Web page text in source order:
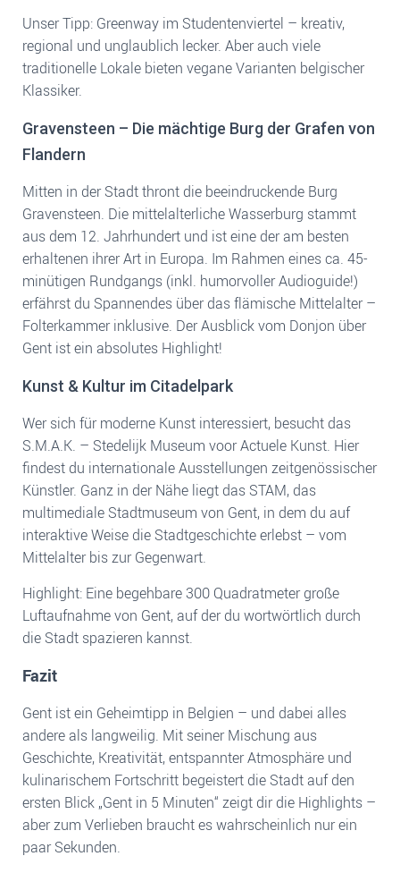
Unser Tipp: Greenway im Studentenviertel – kreativ,
regional und unglaublich lecker. Aber auch viele
traditionelle Lokale bieten vegane Varianten belgischer
Klassiker.
Gravensteen – Die mächtige Burg der Grafen von
Flandern
Mitten in der Stadt thront die beeindruckende Burg
Gravensteen. Die mittelalterliche Wasserburg stammt
aus dem 12. Jahrhundert und ist eine der am besten
erhaltenen ihrer Art in Europa. Im Rahmen eines ca. 45-
minütigen Rundgangs (inkl. humorvoller Audioguide!)
erfährst du Spannendes über das flämische Mittelalter –
Folterkammer inklusive. Der Ausblick vom Donjon über
Gent ist ein absolutes Highlight!
Kunst & Kultur im Citadelpark
Wer sich für moderne Kunst interessiert, besucht das
S.M.A.K. – Stedelijk Museum voor Actuele Kunst. Hier
findest du internationale Ausstellungen zeitgenössischer
Künstler. Ganz in der Nähe liegt das STAM, das
multimediale Stadtmuseum von Gent, in dem du auf
interaktive Weise die Stadtgeschichte erlebst – vom
Mittelalter bis zur Gegenwart.
Highlight: Eine begehbare 300 Quadratmeter große
Luftaufnahme von Gent, auf der du wortwörtlich durch
die Stadt spazieren kannst.
Fazit
Gent ist ein Geheimtipp in Belgien – und dabei alles
andere als langweilig. Mit seiner Mischung aus
Geschichte, Kreativität, entspannter Atmosphäre und
kulinarischem Fortschritt begeistert die Stadt auf den
ersten Blick „Gent in 5 Minuten“ zeigt dir die Highlights –
aber zum Verlieben braucht es wahrscheinlich nur ein
paar Sekunden.